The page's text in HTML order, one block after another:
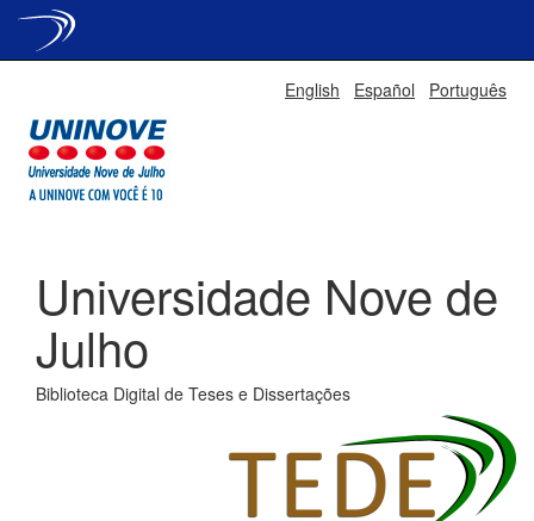
English Español Português
Universidade Nove de
Julho
Biblioteca Digital de Teses e Dissertações